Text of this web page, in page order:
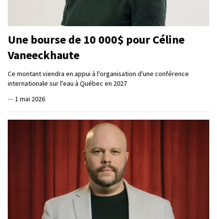
Une bourse de 10 000$ pour Céline
Vaneeckhaute
Ce montant viendra en appui à l'organisation d'une conférence
internationale sur l'eau à Québec en 2027
— 1 mai 2026